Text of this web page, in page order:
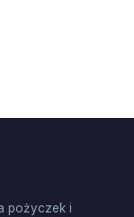
pożyczek i